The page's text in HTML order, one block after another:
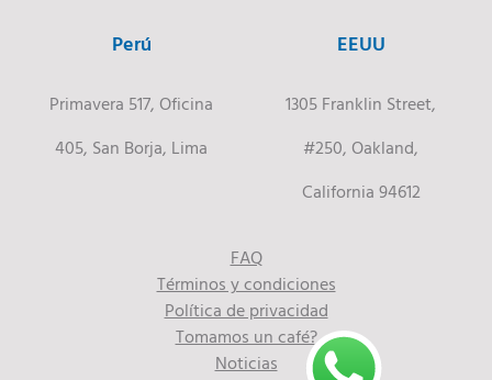
Perú
Primavera 517, Oficina
405, San Borja, Lima
EEUU
1305 Franklin Street,
#250, Oakland,
California 94612
FAQ
Términos y condiciones
Política de privacidad
Tomamos un café?
Noticias